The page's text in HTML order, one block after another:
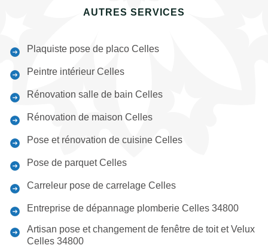
AUTRES SERVICES
Plaquiste pose de placo Celles
Peintre intérieur Celles
Rénovation salle de bain Celles
Rénovation de maison Celles
Pose et rénovation de cuisine Celles
Pose de parquet Celles
Carreleur pose de carrelage Celles
Entreprise de dépannage plomberie Celles 34800
Artisan pose et changement de fenêtre de toit et Velux
Celles 34800